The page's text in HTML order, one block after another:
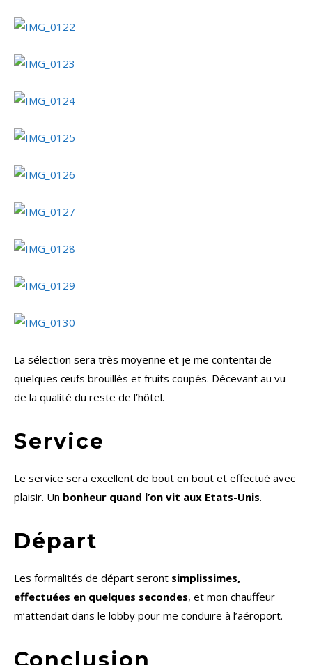
La sélection sera très moyenne et je me contentai de
quelques œufs brouillés et fruits coupés. Décevant au vu
de la qualité du reste de l’hôtel.
Service
Le service sera excellent de bout en bout et effectué avec
plaisir. Un bonheur quand l’on vit aux Etats-Unis.
Départ
Les formalités de départ seront simplissimes,
effectuées en quelques secondes, et mon chauffeur
m’attendait dans le lobby pour me conduire à l’aéroport.